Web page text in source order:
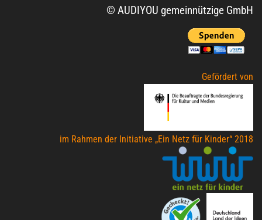
© AUDIYOU gemeinnützige GmbH
Gefördert von
im Rahmen der Initiative „Ein Netz für Kinder“ 2018